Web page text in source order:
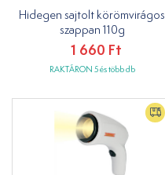
Hidegen sajtolt körömvirágos
szappan 110g
1 660 Ft
RAKTÁRON 5 és több db